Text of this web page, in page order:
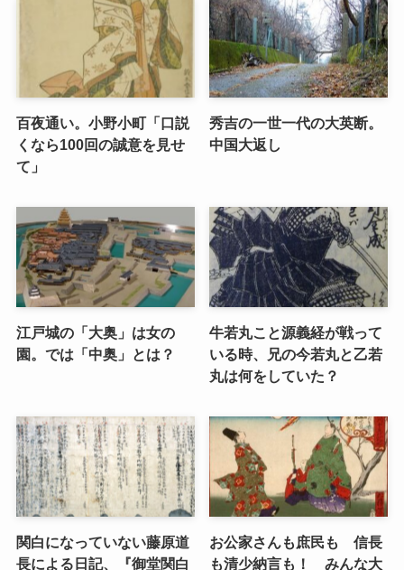
百夜通い。小野小町「口説
くなら100回の誠意を見せ
て」
秀吉の一世一代の大英断。
中国大返し
江戸城の「大奥」は女の
園。では「中奥」とは？
牛若丸こと源義経が戦って
いる時、兄の今若丸と乙若
丸は何をしていた？
関白になっていない藤原道
長による日記、『御堂関白
お公家さんも庶民も 信長
も清少納言も！ みんな大